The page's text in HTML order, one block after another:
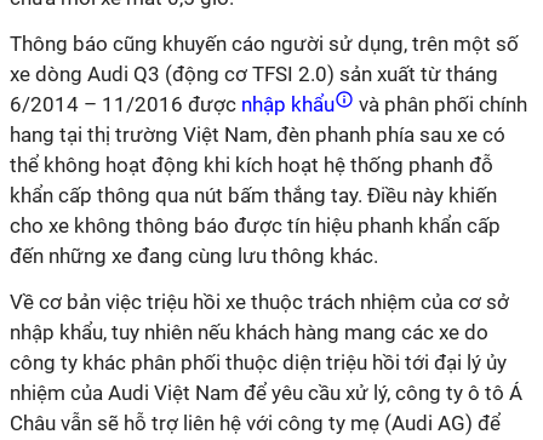
Thông báo cũng khuyến cáo người sử dụng, trên một số
xe dòng Audi Q3 (động cơ TFSI 2.0) sản xuất từ tháng
6/2014 – 11/2016 được nhập khẩu
và phân phối chính
hang tại thị trường Việt Nam, đèn phanh phía sau xe có
thể không hoạt động khi kích hoạt hệ thống phanh đỗ
khẩn cấp thông qua nút bấm thắng tay. Điều này khiến
cho xe không thông báo được tín hiệu phanh khẩn cấp
đến những xe đang cùng lưu thông khác.
Về cơ bản việc triệu hồi xe thuộc trách nhiệm của cơ sở
nhập khẩu, tuy nhiên nếu khách hàng mang các xe do
công ty khác phân phối thuộc diện triệu hồi tới đại lý ủy
nhiệm của Audi Việt Nam để yêu cầu xử lý, công ty ô tô Á
Châu vẫn sẽ hỗ trợ liên hệ với công ty mẹ (Audi AG) để